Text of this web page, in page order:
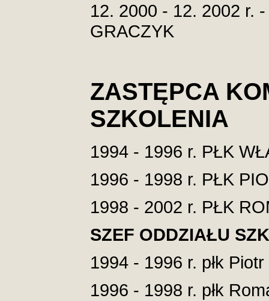
12. 2000 - 12. 2002 r.
GRACZYK
ZASTĘPCA
SZKOLENIA
1994 - 1996 r. PŁK
1996 - 1998 r. PŁK
1998 - 2002 r. PŁK
SZEF ODDZIAŁU
1994 - 1996 r. płk
1996 - 1998 r. płk